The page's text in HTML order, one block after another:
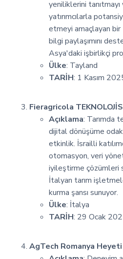
yeniliklerini
yatırımcılarla
etmeyi amaçlayan
bilgi paylaşımını
Asya'daki işbirlikçi
Ülke: Tayland
TARİH: 1 Kasım
Fieragricola
Açıklama: Tarımda
dijital dönüşüme
etkinlik. İsrailli
otomasyon, veri
iyileştirme çözümleri
İtalyan tarım
kurma şansı sunuyor.
Ülke: İtalya
TARİH: 29 Ocak
AgTech Romanya Heyeti